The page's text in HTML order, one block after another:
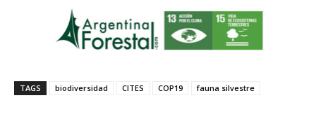
TAGS biodiversidad CITES COP19 fauna silvestre